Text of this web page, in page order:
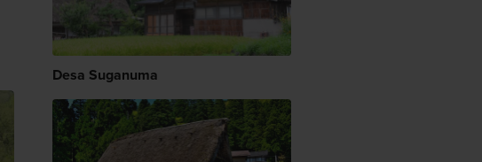
Desa Suganuma